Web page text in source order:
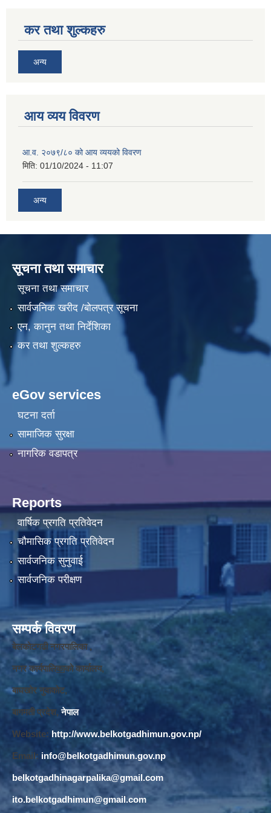
कर तथा शुल्कहरु
अन्य
आय व्यय विवरण
आ.व. २०७९/८० को आय व्ययको विवरण
मिति: 01/10/2024 - 11:07
अन्य
सूचना तथा समाचार
सूचना तथा समाचार
सार्वजनिक खरीद /बोलपत्र सूचना
एन, कानुन तथा निर्देशिका
कर तथा शुल्कहरु
eGov services
घटना दर्ता
सामाजिक सुरक्षा
नागरिक वडापत्र
Reports
वार्षिक प्रगति प्रतिवेदन
चौमासिक प्रगति प्रतिवेदन
सार्वजनिक सुनुवाई
सार्वजनिक परीक्षण
सम्पर्क विवरण
बेलकोटगढी नगरपालिका ,
नगर कार्यपालिकाको कार्यालय,
बाघखोर नुवाकोट,
बागमती प्रदेश, नेपाल
Website: http://www.belkotgadhimun.gov.np/
Email: info@belkotgadhimun.gov.np
belkotgadhinagarpalika@gmail.com
ito.belkotgadhimun@gmail.com